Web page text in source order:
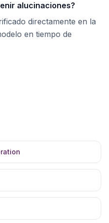
alucinaciones?
directamente en la
en tiempo de